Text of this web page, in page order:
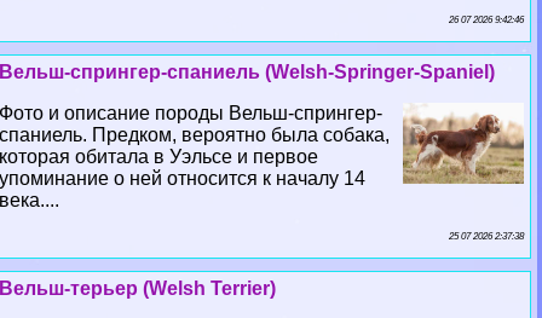
26 07 2026 9:42:46
Вельш-спрингер-спаниель (Welsh-Springer-Spaniel)
Фото и описание породы Вельш-спрингер-
спаниель. Предком, вероятно была собака,
которая обитала в Уэльсе и первое
упоминание о ней относится к началу 14
века....
25 07 2026 2:37:38
Вельш-терьер (Welsh Terrier)